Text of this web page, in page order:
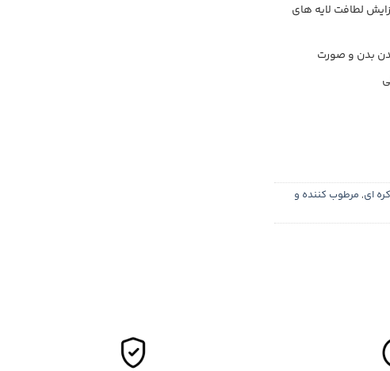
لطافت لایه های
بدن و صورت
ای, مرطوب کننده و